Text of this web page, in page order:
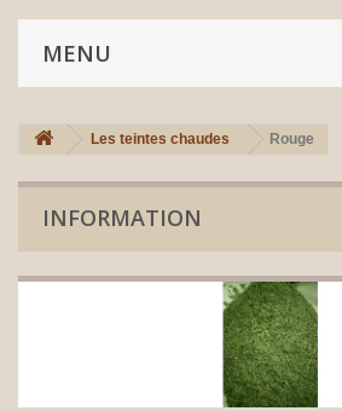
MENU
Les teintes chaudes Rouge
INFORMATION